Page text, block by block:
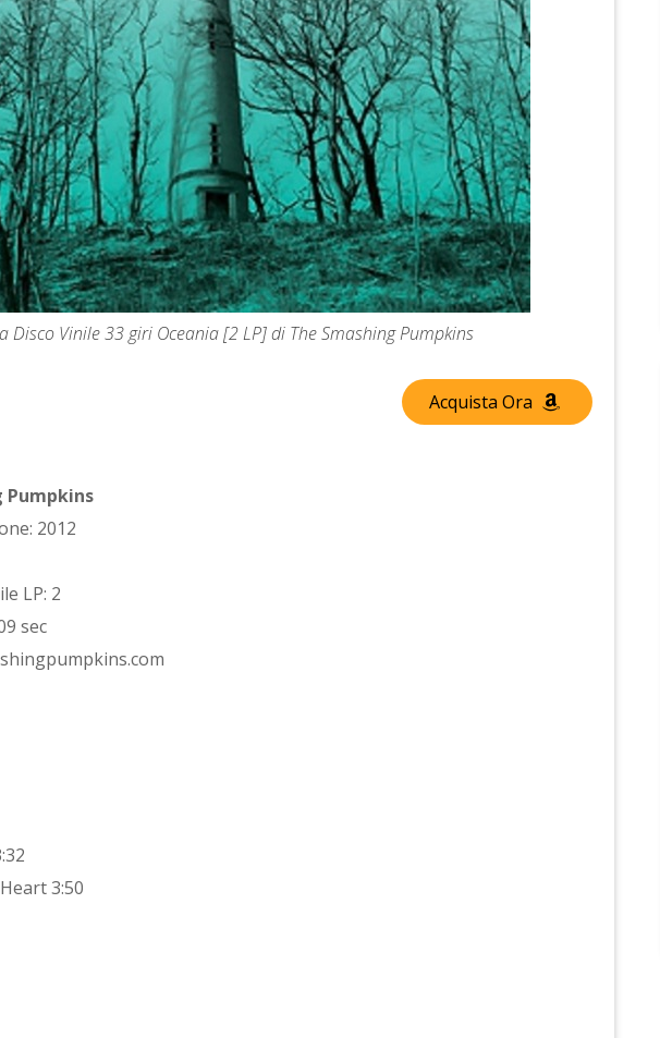
Disco Vinile 33 giri Oceania [2 LP] di The Smashing Pumpkins
Acquista Ora
Pumpkins
2012
LP: 2
sec
3:50